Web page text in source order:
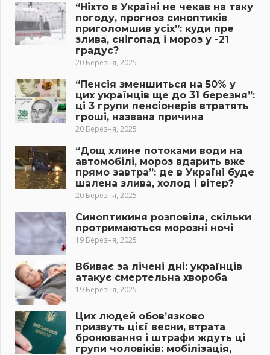
“Ніхто в Україні не чекав на таку
погоду, прогноз синоптиків
приголомшив усіх”: куди пре
злива, снігопад і мороз у -21
градус?
20 Березня, 2025
“Пенсія зменшиться на 50% у
цих українців ще до 31 березня”:
ці 3 групи пенсіонерів втратять
гроші, названа причина
20 Березня, 2025
“Дощ хлине потоками води на
автомобілі, мороз вдарить вже
прямо завтра”: де в Україні буде
шалена злива, холод і вітер?
20 Березня, 2025
Синоптикиня розповіла, скільки
протримаються морозні ночі
19 Березня, 2025
Вбиває за лічені дні: українців
атакує смертельна хвороба
19 Березня, 2025
Цих людей обов’язково
призвуть цієї весни, втрата
бронювання і штрафи ждуть ці
групи чоловіків: мобілізація,